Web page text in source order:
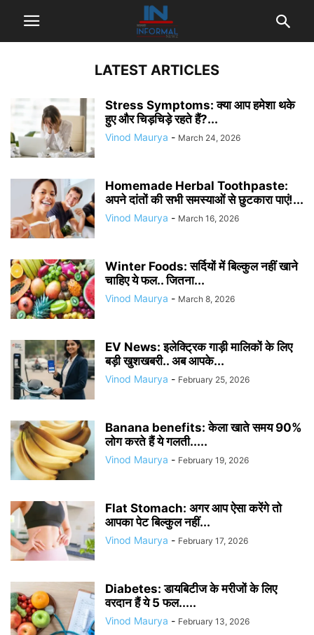
LATEST ARTICLES
Stress Symptoms: क्या आप हमेशा थके
हुए और चिड़चिड़े रहते हैं?...
Vinod Maurya - March 24, 2026
Homemade Herbal Toothpaste:
अपने दांतों की सभी समस्याओं से छुटकारा पाएं!...
Vinod Maurya - March 16, 2026
Winter Foods: सर्दियों में बिल्कुल नहीं खाने
चाहिए ये फल.. जितना...
Vinod Maurya - March 8, 2026
EV News: इलेक्ट्रिक गाड़ी मालिकों के लिए
बड़ी खुशखबरी.. अब आपके...
Vinod Maurya - February 25, 2026
Banana benefits: केला खाते समय 90%
लोग करते हैं ये गलती.....
Vinod Maurya - February 19, 2026
Flat Stomach: अगर आप ऐसा करेंगे तो
आपका पेट बिल्कुल नहीं...
Vinod Maurya - February 17, 2026
Diabetes: डायबिटीज के मरीजों के लिए
वरदान हैं ये 5 फल.....
Vinod Maurya - February 13, 2026